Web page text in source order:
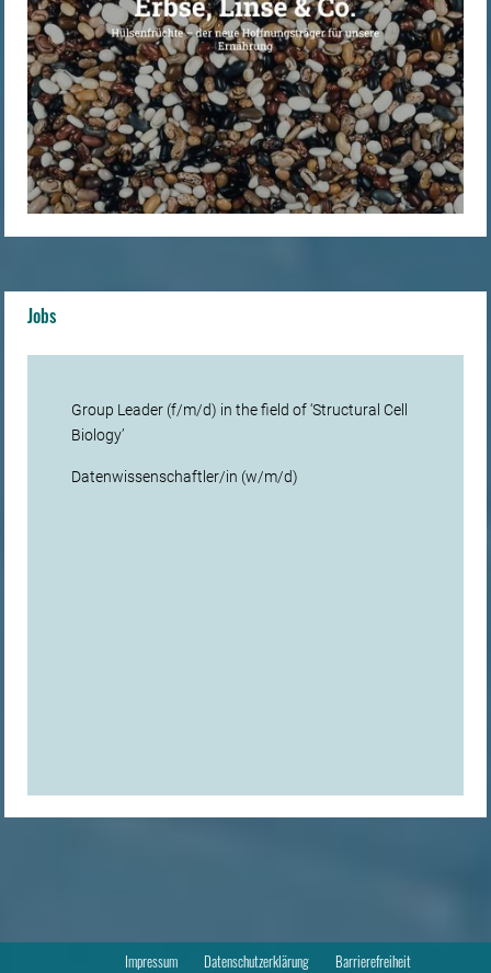
Jobs
Group Leader (f/m/d) in the field of ‘Structural Cell
Biology’
Datenwissenschaftler/in (w/m/d)
Impressum Datenschutzerklärung Barrierefreiheit